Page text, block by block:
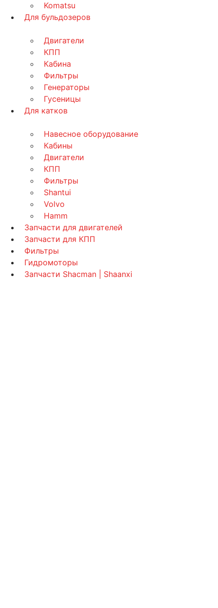
Komatsu
Для бульдозеров
Двигатели
КПП
Кабина
Фильтры
Генераторы
Гусеницы
Для катков
Навесное оборудование
Кабины
Двигатели
КПП
Фильтры
Shantui
Volvo
Hamm
Запчасти для двигателей
Запчасти для КПП
Фильтры
Гидромоторы
Запчасти Shacman | Shaanxi